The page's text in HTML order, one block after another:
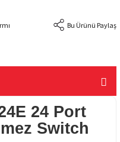
Bu Ürünü Paylaş
24 Port
Switch